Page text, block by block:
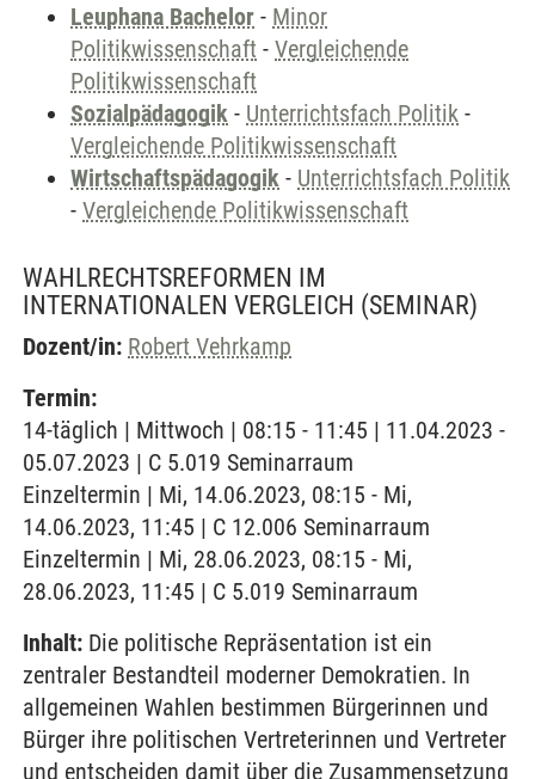
Leuphana Bachelor - Minor
Politikwissenschaft - Vergleichende
Politikwissenschaft
Sozialpädagogik - Unterrichtsfach Politik -
Vergleichende Politikwissenschaft
Wirtschaftspädagogik - Unterrichtsfach Politik
- Vergleichende Politikwissenschaft
WAHLRECHTSREFORMEN IM
INTERNATIONALEN VERGLEICH (SEMINAR)
Dozent/in: Robert Vehrkamp
Termin:
14-täglich | Mittwoch | 08:15 - 11:45 | 11.04.2023 -
05.07.2023 | C 5.019 Seminarraum
Einzeltermin | Mi, 14.06.2023, 08:15 - Mi,
14.06.2023, 11:45 | C 12.006 Seminarraum
Einzeltermin | Mi, 28.06.2023, 08:15 - Mi,
28.06.2023, 11:45 | C 5.019 Seminarraum
Inhalt: Die politische Repräsentation ist ein
zentraler Bestandteil moderner Demokratien. In
allgemeinen Wahlen bestimmen Bürgerinnen und
Bürger ihre politischen Vertreterinnen und Vertreter
und entscheiden damit über die Zusammensetzung